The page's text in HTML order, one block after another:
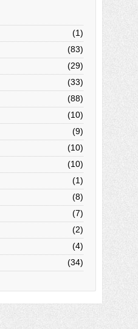
(1)
(83)
(29)
(33)
(88)
(10)
(9)
(10)
(10)
(1)
(8)
(7)
(2)
(4)
(34)